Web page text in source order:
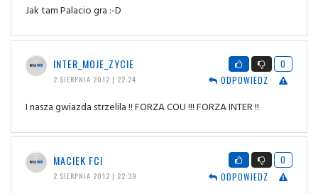
Jak tam Palacio gra :-D
INTER_MOJE_ZYCIE
2 SIERPNIA 2012 | 22:24
0
ODPOWIEDZ
I nasza gwiazda strzelila !! FORZA COU !!! FORZA INTER !!
MACIEK FCI
2 SIERPNIA 2012 | 22:39
0
ODPOWIEDZ